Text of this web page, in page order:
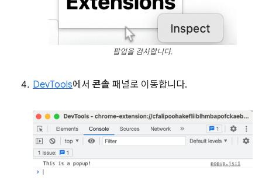
팝업을 검사합니다.
DevTools에서 콘솔 패널로 이동합니다.